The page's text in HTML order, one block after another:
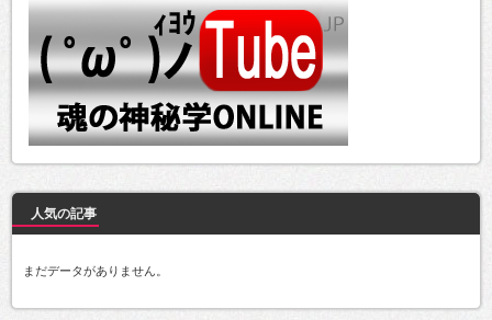
人気の記事
まだデータがありません。